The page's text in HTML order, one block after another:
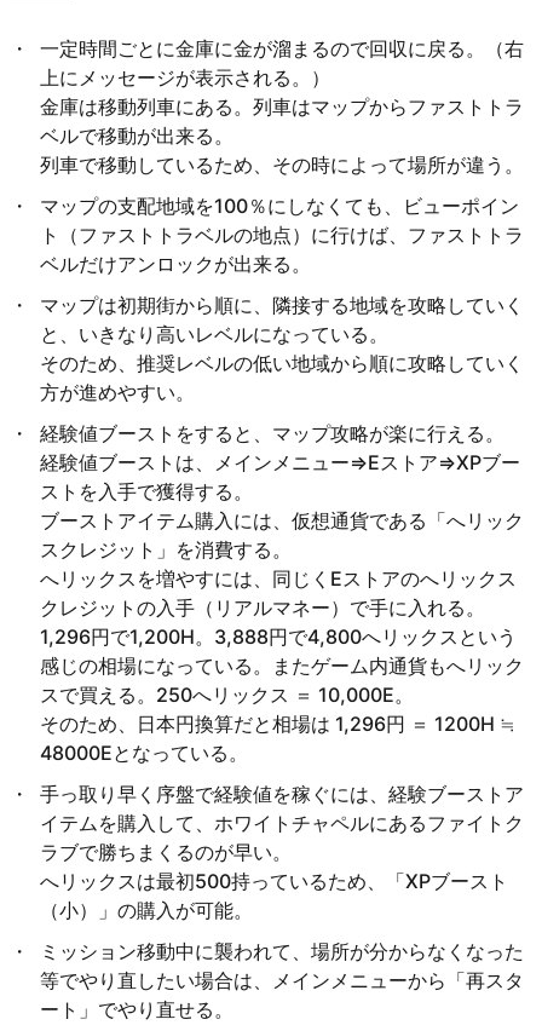
一定時間ごとに金庫に金が溜まるので回収に戻る。（右
上にメッセージが表示される。）
金庫は移動列車にある。列車はマップからファストトラ
ベルで移動が出来る。
列車で移動しているため、その時によって場所が違う。
マップの支配地域を100％にしなくても、ビューポイン
ト（ファストトラベルの地点）に行けば、ファストトラ
ベルだけアンロックが出来る。
マップは初期街から順に、隣接する地域を攻略していく
と、いきなり高いレベルになっている。
そのため、推奨レベルの低い地域から順に攻略していく
方が進めやすい。
経験値ブーストをすると、マップ攻略が楽に行える。
経験値ブーストは、メインメニュー⇒Eストア⇒XPブー
ストを入手で獲得する。
ブーストアイテム購入には、仮想通貨である「へリック
スクレジット」を消費する。
へリックスを増やすには、同じくEストアのへリックス
クレジットの入手（リアルマネー）で手に入れる。
1,296円で1,200H。3,888円で4,800へリックスという
感じの相場になっている。またゲーム内通貨もへリック
スで買える。250へリックス ＝ 10,000E。
そのため、日本円換算だと相場は 1,296円 ＝ 1200H ≒
48000Eとなっている。
手っ取り早く序盤で経験値を稼ぐには、経験ブーストア
イテムを購入して、ホワイトチャペルにあるファイトク
ラブで勝ちまくるのが早い。
へリックスは最初500持っているため、「XPブースト
（小）」の購入が可能。
ミッション移動中に襲われて、場所が分からなくなった
等でやり直したい場合は、メインメニューから「再スタ
ート」でやり直せる。